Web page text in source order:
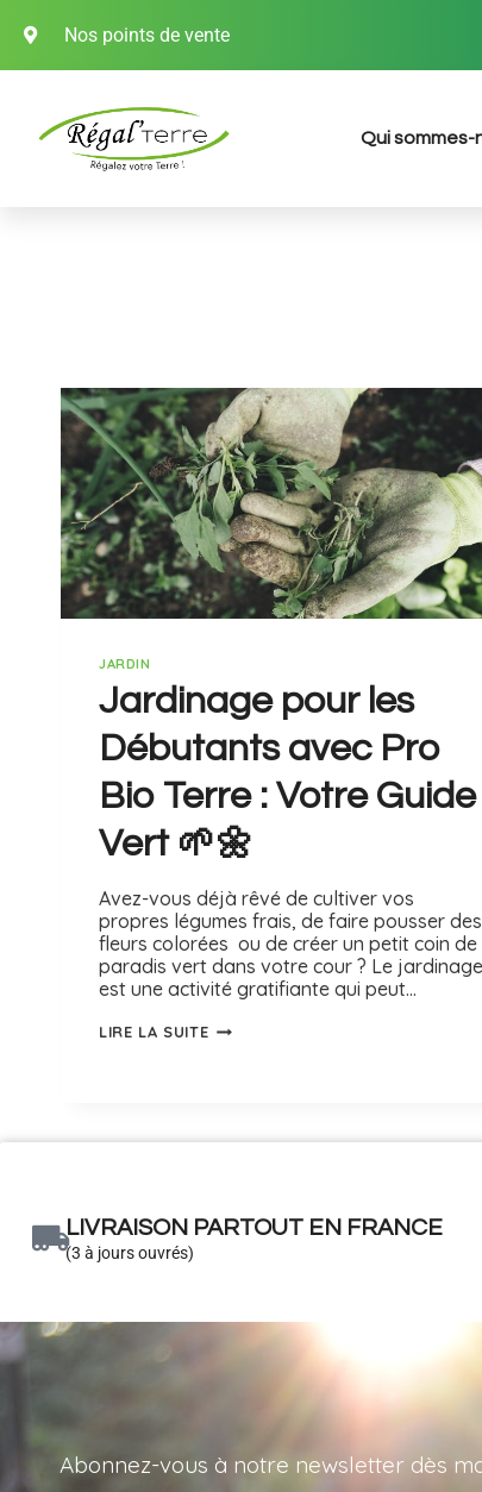
Nos points de vente
Qui sommes-
JARDIN
Jardinage pour les
Débutants avec Pro
Bio Terre : Votre Guide
Vert 🌱🌼
Avez-vous déjà rêvé de cultiver vos
propres légumes frais, de faire pousser des
fleurs colorées ou de créer un petit coin de
paradis vert dans votre cour ? Le jardinage
est une activité gratifiante qui peut…
LIRE LA SUITE
LIVRAISON PARTOUT EN FRANCE
(3 à jours ouvrés)
Abonnez-vous à notre newsletter dès